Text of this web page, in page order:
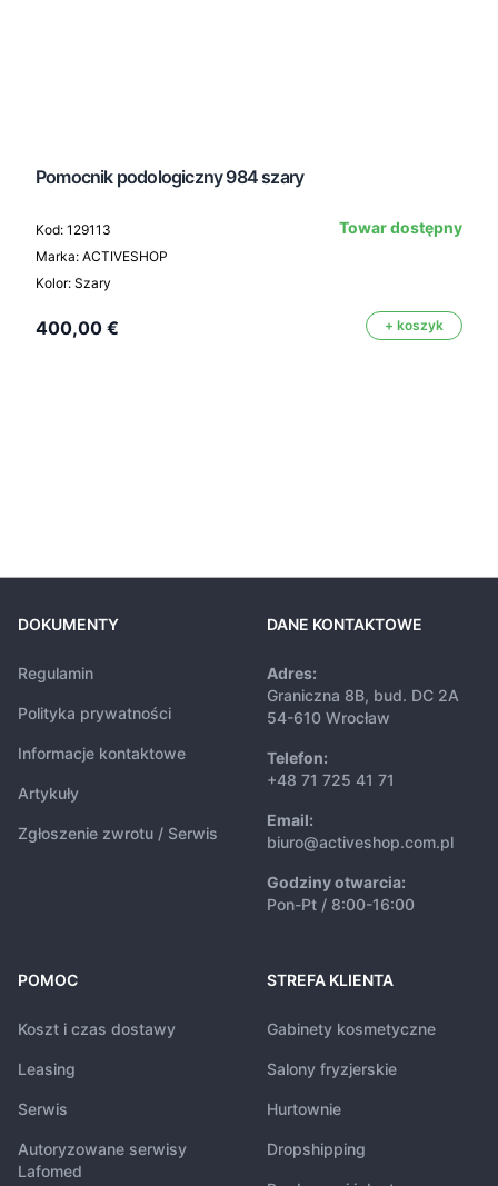
Pomocnik podologiczny 984 szary
Kod: 129113
Marka: ACTIVESHOP
Kolor: Szary
Towar dostępny
400,00 € + koszyk
DOKUMENTY
Regulamin
Polityka prywatności
Informacje kontaktowe
Artykuły
Zgłoszenie zwrotu / Serwis
DANE KONTAKTOWE
Adres:
Graniczna 8B, bud. DC 2A
54-610 Wrocław
Telefon:
+48 71 725 41 71
Email:
biuro@activeshop.com.pl
Godziny otwarcia:
Pon-Pt / 8:00-16:00
POMOC
Koszt i czas dostawy
Leasing
Serwis
Autoryzowane serwisy
Lafomed
STREFA KLIENTA
Gabinety kosmetyczne
Salony fryzjerskie
Hurtownie
Dropshipping